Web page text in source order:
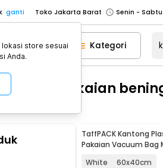
ganti Toko Jakarta Utara
Toko Tangerang
Toko Cikupa
Pick n Go Jakarta Barat
Senin -
Pick n Go Bekasi
Senin - Jumat
Toko Jakarta Barat
Senin -
Kategori
plastik pakaian
TaffPACK Kantong
Pakaian Vacuum Bag
White 60x40cm
lokasi store sesuai
Anda.